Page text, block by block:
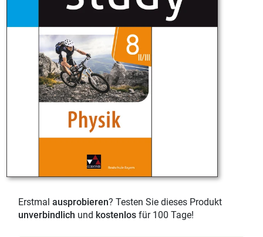
Erstmal ausprobieren? Testen Sie dieses Produkt
unverbindlich und kostenlos für 100 Tage!